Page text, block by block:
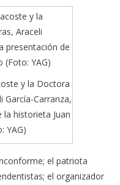
y la Doctora
García-Carranza,
historieta Juan
YAG)
el patriota
el organizador